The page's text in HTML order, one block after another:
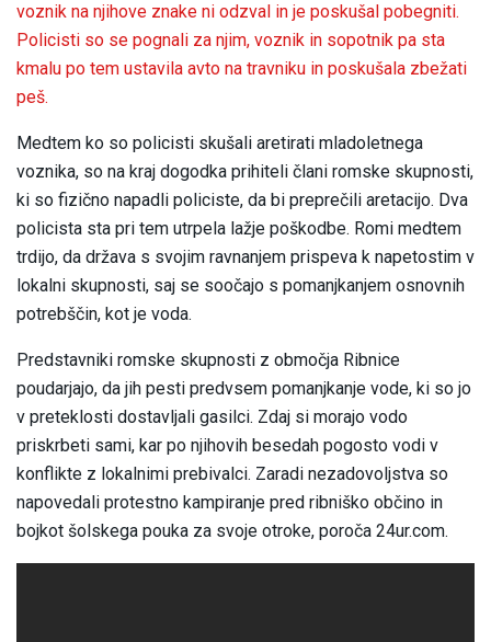
voznik na njihove znake ni odzval in je poskušal pobegniti.
Policisti so se pognali za njim, voznik in sopotnik pa sta
kmalu po tem ustavila avto na travniku in poskušala zbežati
peš.
Medtem ko so policisti skušali aretirati mladoletnega
voznika, so na kraj dogodka prihiteli člani romske skupnosti,
ki so fizično napadli policiste, da bi preprečili aretacijo. Dva
policista sta pri tem utrpela lažje poškodbe. Romi medtem
trdijo, da država s svojim ravnanjem prispeva k napetostim v
lokalni skupnosti, saj se soočajo s pomanjkanjem osnovnih
potrebščin, kot je voda.
Predstavniki romske skupnosti z območja Ribnice
poudarjajo, da jih pesti predvsem pomanjkanje vode, ki so jo
v preteklosti dostavljali gasilci. Zdaj si morajo vodo
priskrbeti sami, kar po njihovih besedah pogosto vodi v
konflikte z lokalnimi prebivalci. Zaradi nezadovoljstva so
napovedali protestno kampiranje pred ribniško občino in
bojkot šolskega pouka za svoje otroke, poroča 24ur.com.